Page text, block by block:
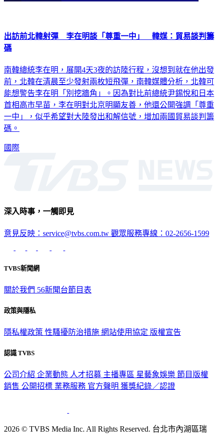
出訪前北韓射彈 李在明談「尊重一中」 韓媒：貿易談判籌
碼
南韓總統李在明，展開4天3夜的訪陸行程，沒想到就在他出發
前，北韓在清晨至少發射兩枚短飛彈，南韓媒體分析，北韓可
能想警告李在明「別挖牆角」。因為對比前總統尹錫悅和日本
首相高市早苗，李在明對北京明顯友善，他還公開強調「尊重
一中」，似乎希望對大陸發出和解信號，增加兩國貿易談判籌
碼。
國際
深入時事，一觸即見
意見反映：service@tvbs.com.tw 觀眾服務專線：02-2656-1599
TVBS新聞網
關於我們 56新聞台節目表
政策與隱私
隱私權政策 性騷擾防治措施 網站使用協定 版權宣告
認識 TVBS
公司介紹 企業動態 人才招募 主播專區 星藝象娛樂 節目版權
銷售 公開招標 業務服務 官方聲明 獲獎紀錄／認證
2026 © TVBS Media Inc. All Rights Reserved. 台北市內湖區瑞